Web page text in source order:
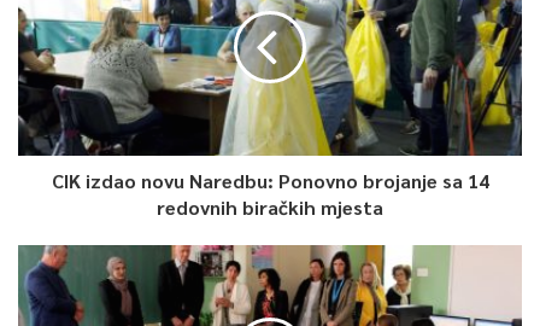
0
Article Rating
CIK izdao novu Naredbu: Ponovno brojanje sa 14
redovnih biračkih mjesta